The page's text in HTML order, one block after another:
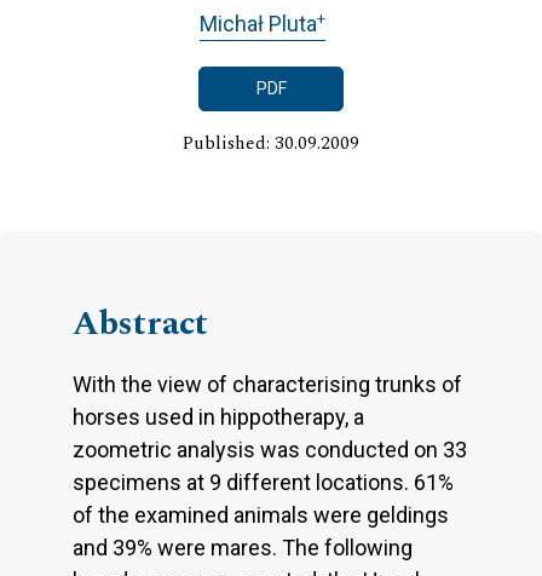
Michał Pluta+
PDF
Published: 30.09.2009
Abstract
With the view of characterising trunks of
horses used in hippotherapy, a
zoometric analysis was conducted on 33
specimens at 9 different locations. 61%
of the examined animals were geldings
and 39% were mares. The following